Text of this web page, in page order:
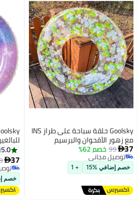
Goolsky حلقة سباحة على طراز INS
Goolsky حلقة سباحة قابلة للنفخ
للأنشطة الخارجية في المسبح
والشاطئ
5.0
1
37
99خصم 62%
توصيل مجاني
توصيل مجاني